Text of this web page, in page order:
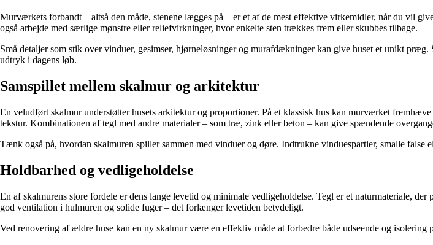
Murværkets forbandt – altså den måde, stenene lægges på – er et af de mest effektive virkemidler, når du vil
også arbejde med særlige mønstre eller reliefvirkninger, hvor enkelte sten trækkes frem eller skubbes tilbage.
Små detaljer som stik over vinduer, gesimser, hjørneløsninger og murafdækninger kan give huset et unikt
udtryk i dagens løb.
Samspillet mellem skalmur og arkitektur
En veludført skalmur understøtter husets arkitektur og proportioner. På et klassisk hus kan murværket
tekstur. Kombinationen af tegl med andre materialer – som træ, zink eller beton – kan give spændende
Tænk også på, hvordan skalmuren spiller sammen med vinduer og døre. Indtrukne vinduespartier, smalle
Holdbarhed og vedligeholdelse
En af skalmurens store fordele er dens lange levetid og minimale vedligeholdelse. Tegl er et naturmateriale,
god ventilation i hulmuren og solide fuger – det forlænger levetiden betydeligt.
Ved renovering af ældre huse kan en ny skalmur være en effektiv måde at forbedre både udseende og isolering